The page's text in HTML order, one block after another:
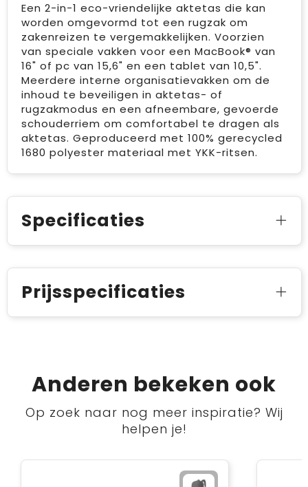
Een 2-in-1 eco-vriendelijke aktetas die kan
worden omgevormd tot een rugzak om
zakenreizen te vergemakkelijken. Voorzien
van speciale vakken voor een MacBook® van
16" of pc van 15,6" en een tablet van 10,5".
Meerdere interne organisatievakken om de
inhoud te beveiligen in aktetas- of
rugzakmodus en een afneembare, gevoerde
schouderriem om comfortabel te dragen als
aktetas. Geproduceerd met 100% gerecycled
1680 polyester materiaal met YKK-ritsen.
Specificaties
Prijsspecificaties
Anderen bekeken ook
Op zoek naar nog meer inspiratie? Wij
helpen je!